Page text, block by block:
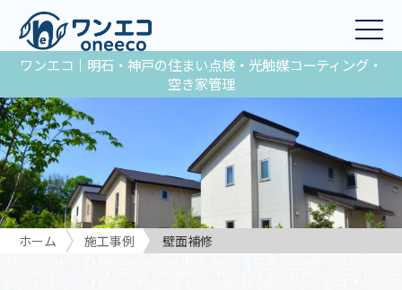
ワンエコ｜明石・神戸の住まい点検・光触媒コーティング・
空き家管理
ホーム 施工事例 壁面補修